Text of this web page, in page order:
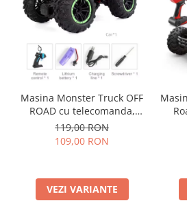
Masina Monster Truck OFF
ROAD cu telecomanda,
lumini LED, incarcare USB,
acumulator inclus
20.5x14x12.5cm
119,00 RON
109,00 RON
VEZI VARIANTE